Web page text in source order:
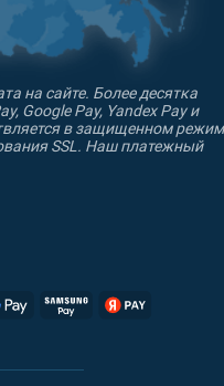
на сайте. Более десятка
Google Pay, Yandex Pay и
в защищенном
SSL. Наш платежный